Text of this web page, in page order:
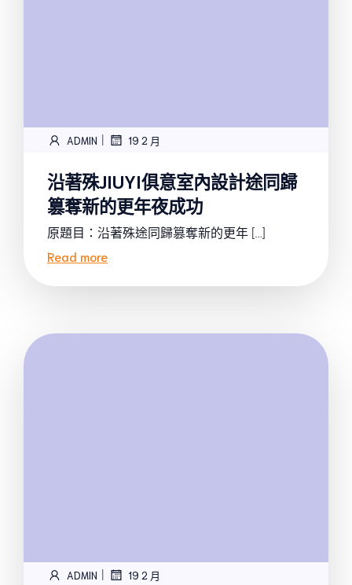
ADMIN | 19 2 月
沿著殊JIUYI俱意室內設計途同歸
篡奪新的更年夜成功
原題目：沿著殊途同歸篡奪新的更年 […]
Read more
ADMIN | 19 2 月